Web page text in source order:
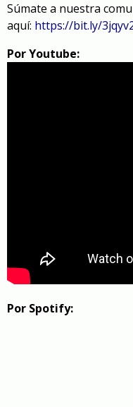
Súmate a nuestra
aquí: https://bit.ly/
Por Youtube:
Por Spotify: